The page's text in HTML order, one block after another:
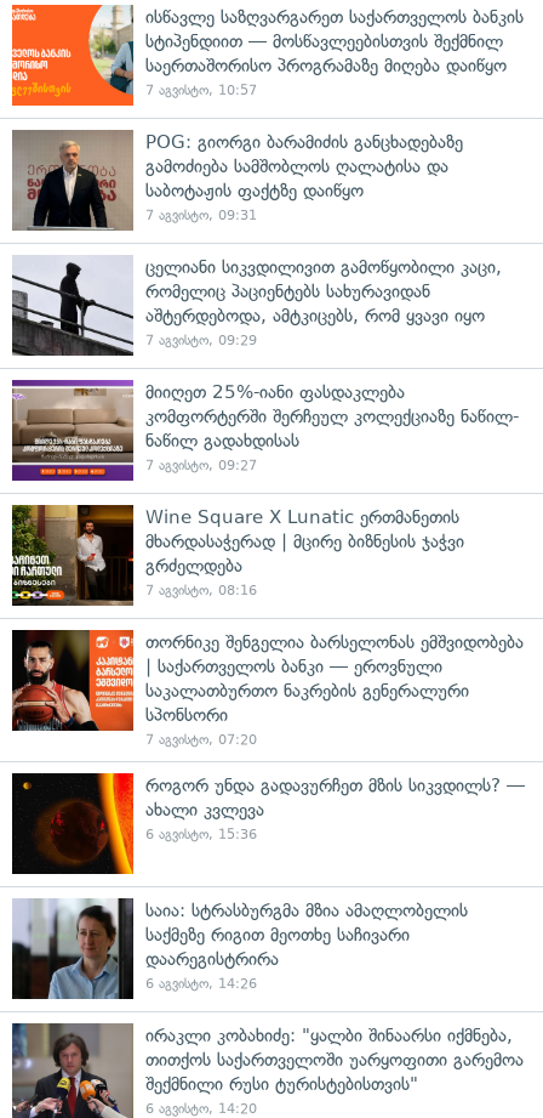
ისწავლე საზღვარგარეთ საქართველოს ბანკის
სტიპენდიით — მოსწავლეებისთვის შექმნილ
საერთაშორისო პროგრამაზე მიღება დაიწყო
7 აგვისტო, 10:57
POG: გიორგი ბარამიძის განცხადებაზე
გამოძიება სამშობლოს ღალატისა და
საბოტაჟის ფაქტზე დაიწყო
7 აგვისტო, 09:31
ცელიანი სიკვდილივით გამოწყობილი კაცი,
რომელიც პაციენტებს სახურავიდან
აშტერდებოდა, ამტკიცებს, რომ ყვავი იყო
7 აგვისტო, 09:29
მიიღეთ 25%-იანი ფასდაკლება
კომფორტერში შერჩეულ კოლექციაზე ნაწილ-
ნაწილ გადახდისას
7 აგვისტო, 09:27
Wine Square X Lunatic ერთმანეთის
მხარდასაჭერად | მცირე ბიზნესის ჯაჭვი
გრძელდება
7 აგვისტო, 08:16
თორნიკე შენგელია ბარსელონას ემშვიდობება
| საქართველოს ბანკი — ეროვნული
საკალათბურთო ნაკრების გენერალური
სპონსორი
7 აგვისტო, 07:20
როგორ უნდა გადავურჩეთ მზის სიკვდილს? —
ახალი კვლევა
6 აგვისტო, 15:36
საია: სტრასბურგმა მზია ამაღლობელის
საქმეზე რიგით მეოთხე საჩივარი
დაარეგისტრირა
6 აგვისტო, 14:26
ირაკლი კობახიძე: "ყალბი შინაარსი იქმნება,
თითქოს საქართველოში უარყოფითი გარემოა
შექმნილი რუსი ტურისტებისთვის"
6 აგვისტო, 14:20